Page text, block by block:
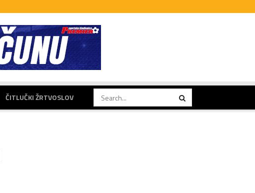
ČITLUČKI ŽRTVOSLOV